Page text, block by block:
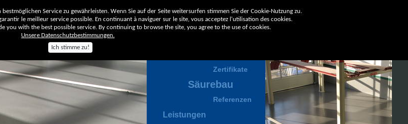
Zertifikate
Säurebau
Referenzen
Leistungen
Service zu gewährleisten. Wenn Sie auf der Seite weitersurfen stimmen Sie der Cookie-Nutzung zu.
le meilleur service possible. En continuant à naviguer sur le site, vous acceptez l'utilisation des cookies.
you with the best possible service. By continuing to browse the site, you agree to the use of cookies.
Unsere Datenschutzbestimmungen.
Ich stimme zu!